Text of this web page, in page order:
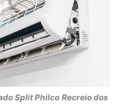
Split Philco Recreio dos